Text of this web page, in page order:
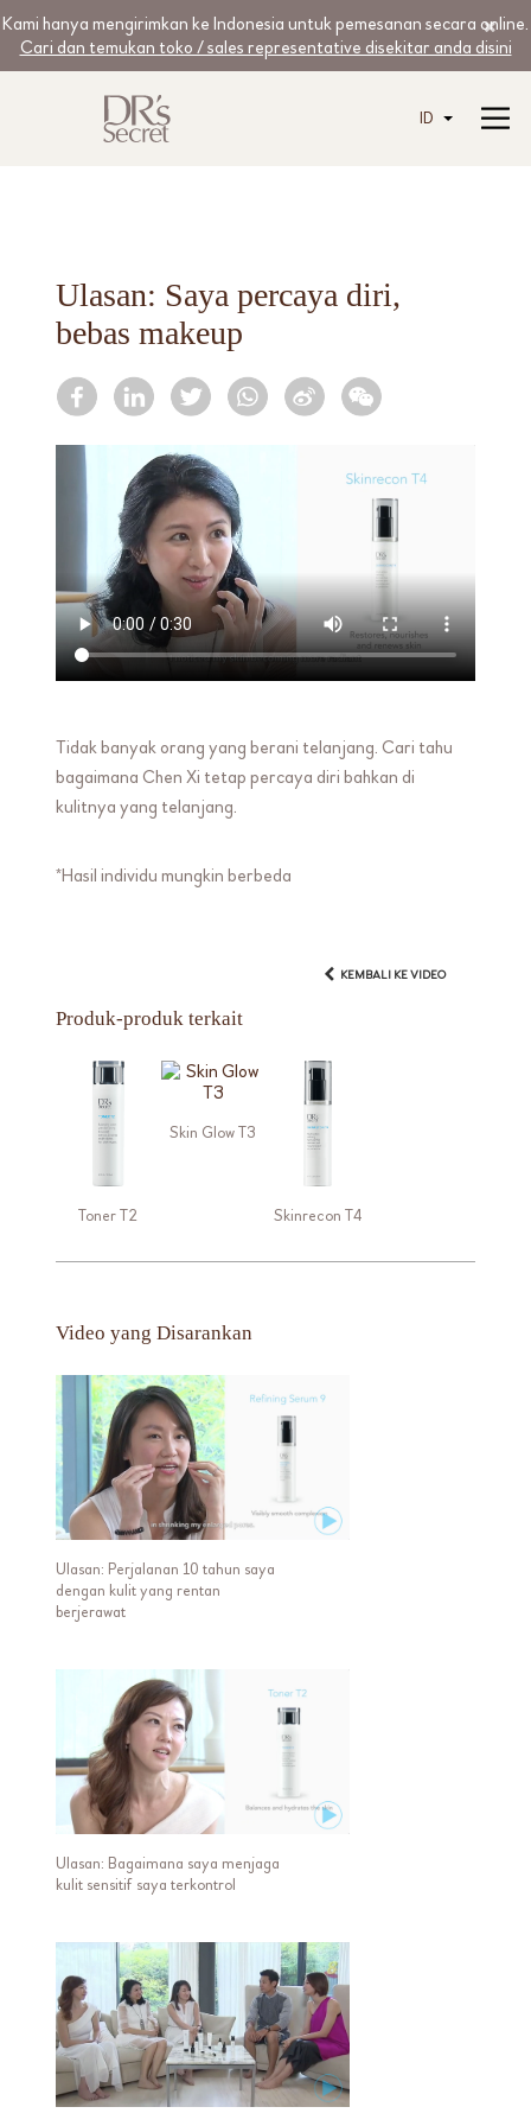
Kami hanya mengirimkan ke Indonesia untuk pemesanan secara online.
Cari dan temukan toko / sales representative disekitar anda disini
ID
Ulasan: Saya percaya diri,
bebas makeup
Tidak banyak orang yang berani telanjang. Cari tahu
bagaimana Chen Xi tetap percaya diri bahkan di
kulitnya yang telanjang.
*Hasil individu mungkin berbeda
KEMBALI KE VIDEO
Produk-produk terkait
Toner T2
Skin Glow T3
Skinrecon T4
Video yang Disarankan
Ulasan: Perjalanan 10 tahun saya
dengan kulit yang rentan
berjerawat
Ulasan: Bagaimana saya menjaga
kulit sensitif saya terkontrol